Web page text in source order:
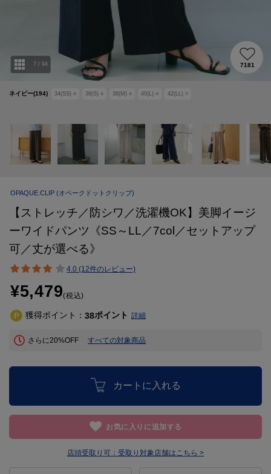
ネイビー(194) 34(SS) ○ 36(S) ○ 38(M) ○ 40(L) ○ 42(LL) ×
7 / 94 7181
OPAQUE.CLIP (オペークドットクリップ)
【ストレッチ／防シワ／洗濯機OK】美脚イージ
ーワイドパンツ《SS～LL／7col／セットアップ
可／丈が選べる》
4.0 (12件のレビュー)
¥5,479(税込)
獲得ポイント： 38ポイント 詳細
さらに20%OFF すべての対象商品
カートに入れる
お気に入りに追加する
店頭受取り可： 受取り対象店舗はこちら >